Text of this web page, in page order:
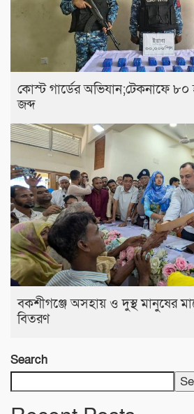
কোস্ট গার্ডের অভিযান;টেকনাফে ৮০
জব্দ
বকশীগঞ্জে অসহায় ও দুস্থ মানুষের
বিতরণ
Search